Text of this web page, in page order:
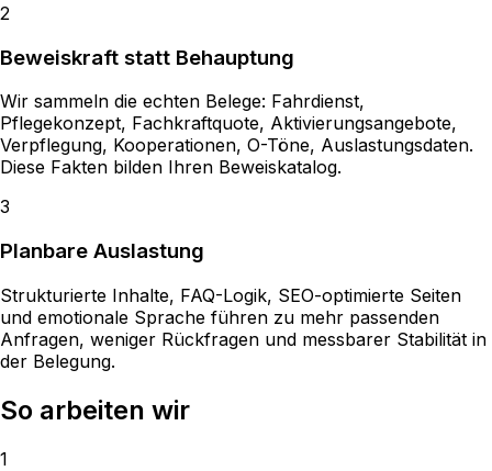
2
Beweiskraft statt Behauptung
Wir sammeln die echten Belege: Fahrdienst,
Pflegekonzept, Fachkraftquote, Aktivierungsangebote,
Verpflegung, Kooperationen, O-Töne, Auslastungsdaten.
Diese Fakten bilden Ihren Beweiskatalog.
3
Planbare Auslastung
Strukturierte Inhalte, FAQ-Logik, SEO-optimierte Seiten
und emotionale Sprache führen zu mehr passenden
Anfragen, weniger Rückfragen und messbarer Stabilität in
der Belegung.
So arbeiten wir
1